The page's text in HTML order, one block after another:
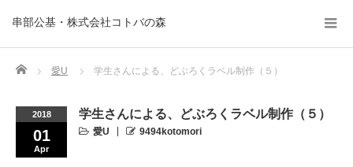
串部公基・株式会社コトバの森
Home 愛U 学生さんによる、どぶろくラベル制作（５）
2018
01
Apr
学生さんによる、どぶろくラベル制作（５）
愛U 9494kotomori